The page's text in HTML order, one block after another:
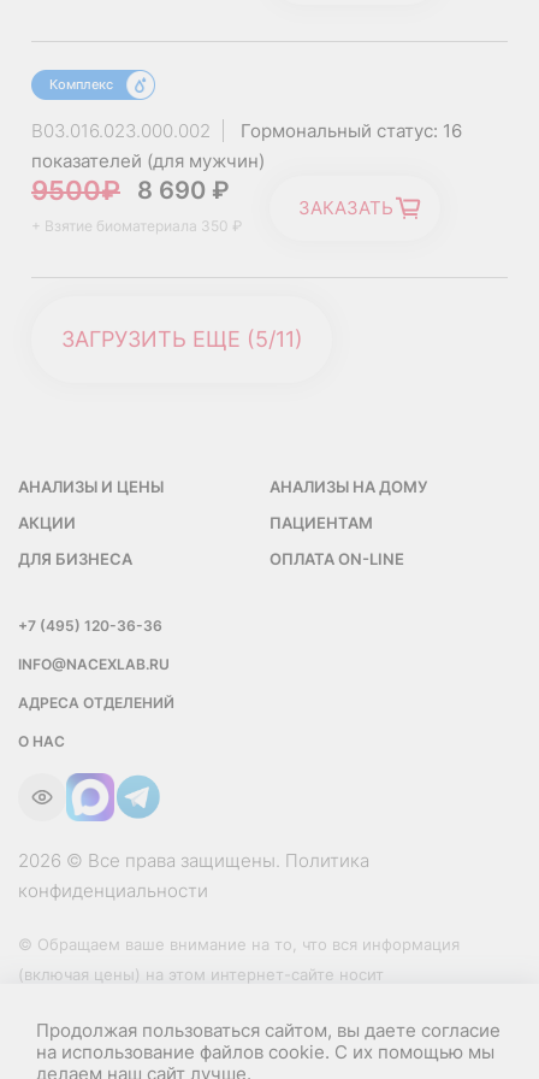
Внематочная беременность;
Лекарственная интерференция (не истинный подъем
собственного прогестерона) или прием
стимулирующих препаратов: препаратов
прогестерона и его индукторов, вальпроевая кислота,
тамоксифен, кетоконазол, мифепристон, кломифен,
кортикотропин.
Комплекс
B03.016.023.000.002
Гормональный статус: 16
показателей (для мужчин)
9500₽ 8 690 ₽
+ Взятие биоматериала 350 ₽
ЗАКАЗАТЬ
ЗАГРУЗИТЬ ЕЩЕ (5/11)
Продолжая пользоваться сайтом, вы даете согласие
на использование файлов cookie. С их помощью мы
делаем наш сайт лучше.
АНАЛИЗЫ И ЦЕНЫ
АНАЛИЗЫ НА ДОМУ
АКЦИИ
ПАЦИЕНТАМ
ДЛЯ БИЗНЕСА
ОПЛАТА ON-LINE
+7 (495) 120-36-36
INFO@NACEXLAB.RU
АДРЕСА ОТДЕЛЕНИЙ
О НАС
2026 © Все права защищены. Политика
конфиденциальности
© Обращаем ваше внимание на то, что вся информация
(включая цены) на этом интернет-сайте носит
условиях не является публичной офертой, определяемой
положениями Статьи 437 (2) Гражданского кодекса РФ.